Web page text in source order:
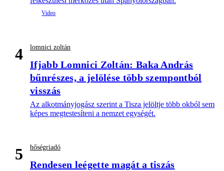
4 lomnici zoltán
Ifjabb Lomnici Zoltán: Baka András
bűnrészes, a jelölése több szempontból
visszás
Az alkotmányjogász szerint a Tisza jelöltje több okból sem
képes megtestesíteni a nemzet egységét.
5 hőségriadó
Rendesen leégette magát a tiszás